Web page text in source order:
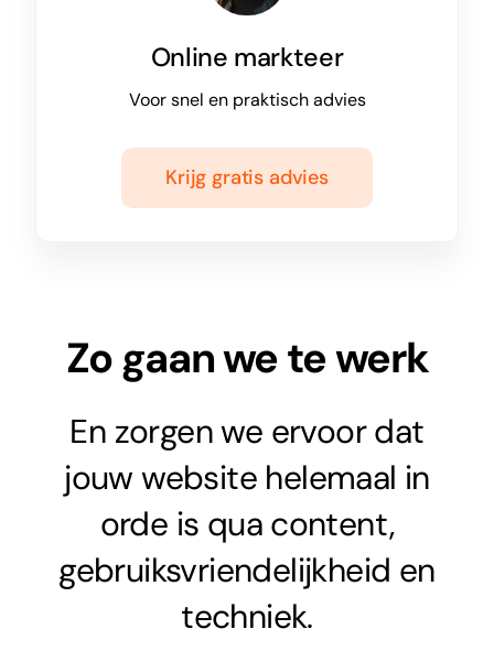
Online markteer
Voor snel en praktisch advies
Krijg gratis advies
Zo gaan we te werk
En zorgen we ervoor dat
jouw website helemaal in
orde is qua content,
gebruiksvriendelijkheid en
techniek.